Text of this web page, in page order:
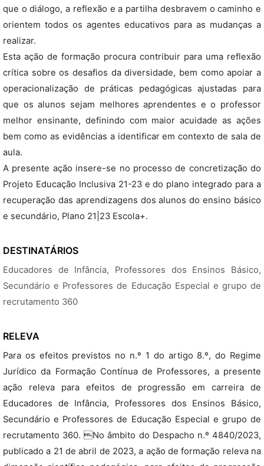
que o diálogo, a reflexão e a partilha desbravem o caminho e
orientem todos os agentes educativos para as mudanças a
realizar.
Esta ação de formação procura contribuir para uma reflexão
crítica sobre os desafios da diversidade, bem como apoiar a
operacionalização de práticas pedagógicas ajustadas para
que os alunos sejam melhores aprendentes e o professor
melhor ensinante, definindo com maior acuidade as ações
bem como as evidências a identificar em contexto de sala de
aula.
A presente ação insere-se no processo de concretização do
Projeto Educação Inclusiva 21-23 e do plano integrado para a
recuperação das aprendizagens dos alunos do ensino básico
e secundário, Plano 21|23 Escola+.
DESTINATÁRIOS
Educadores de Infância, Professores dos Ensinos Básico,
Secundário e Professores de Educação Especial e grupo de
recrutamento 360
RELEVA
Para os efeitos previstos no n.º 1 do artigo 8.º, do Regime
Jurídico da Formação Contínua de Professores, a presente
ação releva para efeitos de progressão em carreira de
Educadores de Infância, Professores dos Ensinos Básico,
Secundário e Professores de Educação Especial e grupo de
recrutamento 360. No âmbito do Despacho n.º 4840/2023,
publicado a 21 de abril de 2023, a ação de formação releva na